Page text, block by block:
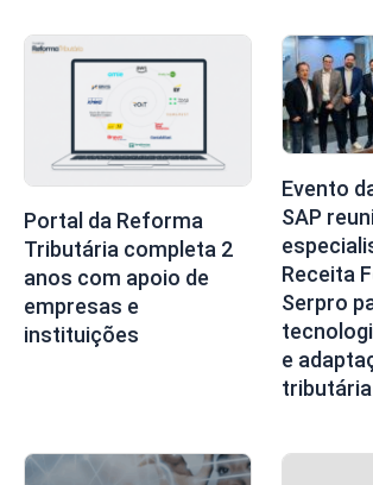
Portal da Reforma
Tributária completa 2
anos com apoio de
empresas e
instituições
Evento
SAP
Receita
Serpro
e
tributária